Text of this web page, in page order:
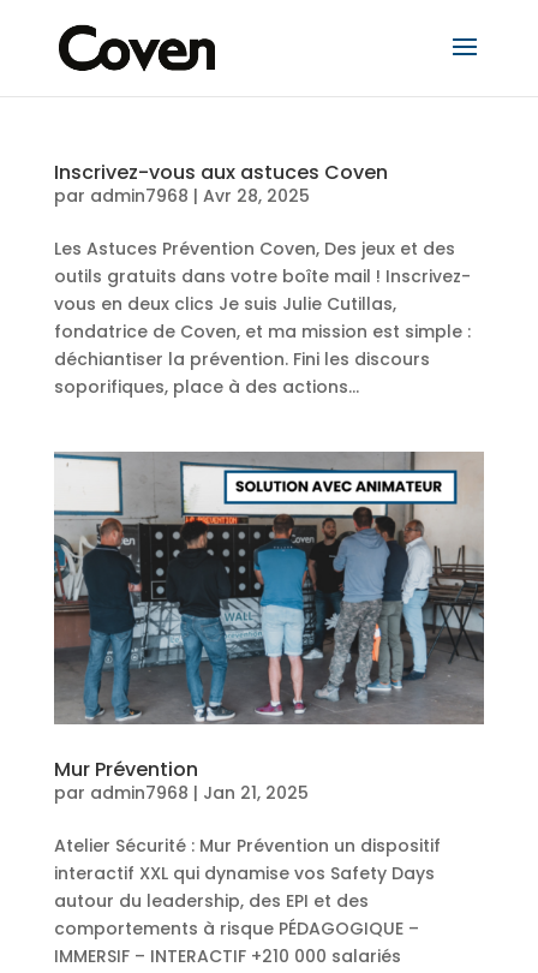
Inscrivez-vous aux astuces Coven
par admin7968 | Avr 28, 2025
Les Astuces Prévention Coven, Des jeux et des
outils gratuits dans votre boîte mail ! Inscrivez-
vous en deux clics Je suis Julie Cutillas,
fondatrice de Coven, et ma mission est simple :
déchiantiser la prévention. Fini les discours
soporifiques, place à des actions...
Mur Prévention
par admin7968 | Jan 21, 2025
Atelier Sécurité : Mur Prévention un dispositif
interactif XXL qui dynamise vos Safety Days
autour du leadership, des EPI et des
comportements à risque PÉDAGOGIQUE –
IMMERSIF – INTERACTIF +210 000 salariés